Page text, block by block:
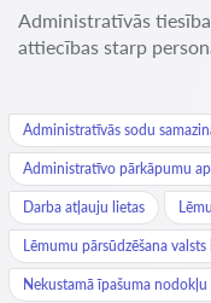
Administratīvās
attiecības starp
Administratīvās sodu
Administratīvo pārkāpumu
Darba atļauju lietas
Lēmumu pārsūdzēšana valsts
Nekustamā īpašuma nodokļu